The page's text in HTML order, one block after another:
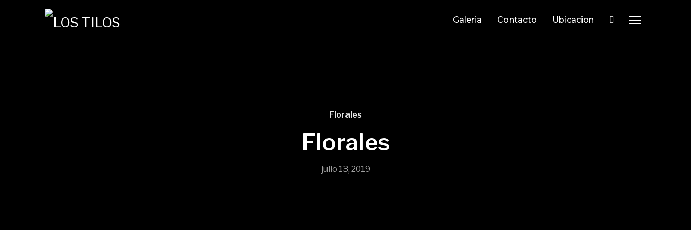
TOGGLE
Galeria Contacto Ubicacion
Florales
Florales
julio 13, 2019